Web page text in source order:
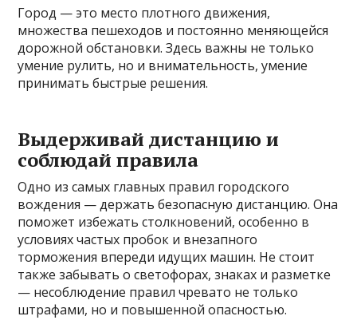
Город — это место плотного движения,
множества пешеходов и постоянно меняющейся
дорожной обстановки. Здесь важны не только
умение рулить, но и внимательность, умение
принимать быстрые решения.
Выдерживай дистанцию и
соблюдай правила
Одно из самых главных правил городского
вождения — держать безопасную дистанцию. Она
поможет избежать столкновений, особенно в
условиях частых пробок и внезапного
торможения впереди идущих машин. Не стоит
также забывать о светофорах, знаках и разметке
— несоблюдение правил чревато не только
штрафами, но и повышенной опасностью.